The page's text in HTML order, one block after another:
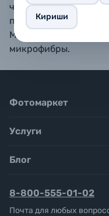
Кириши
чехол полностью. В
плечевой ремень,
Материалы:
микрофибры.
Фотомаркет
Услуги
Блог
8-800-555-01-02
Почта для любых